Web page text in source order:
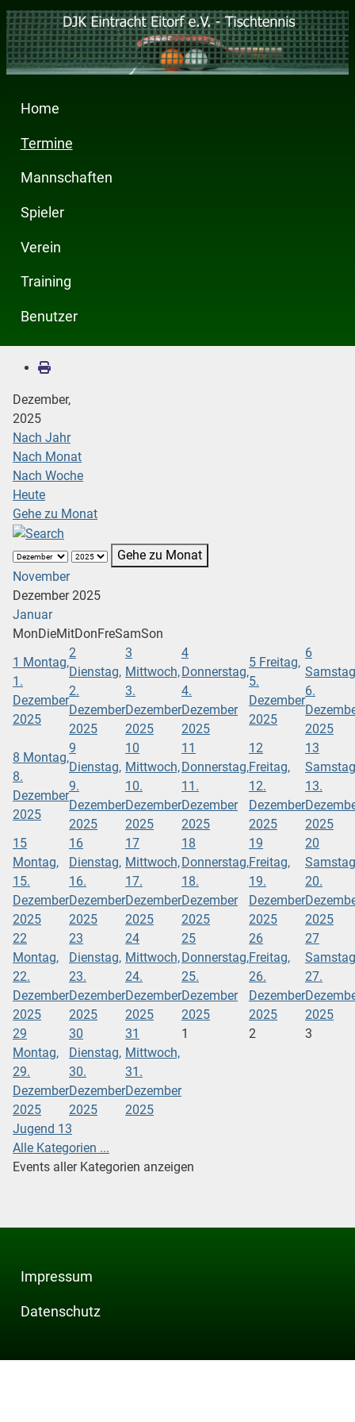
Home
Termine
Mannschaften
Spieler
Verein
Training
Benutzer
Dezember,
2025
Nach Jahr
Nach Monat
Nach Woche
Heute
Gehe zu Monat
Gehe zu Monat
November
Dezember 2025
Januar
MonDieMitDonFreSamSon
1 Montag,
1.
Dezember
2025
2
Dienstag,
2.
Dezember
2025
3
Mittwoch,
3.
Dezember
2025
4
Donnerstag,
4.
Dezember
2025
5 Freitag,
5.
Dezember
2025
6
6.
2025
8 Montag,
8.
Dezember
2025
9
Dienstag,
9.
Dezember
2025
10
Mittwoch,
10.
Dezember
2025
11
Donnerstag,
11.
Dezember
2025
12
Freitag,
12.
Dezember
2025
13
13.
2025
15
Montag,
15.
Dezember
2025
16
Dienstag,
16.
Dezember
2025
17
Mittwoch,
17.
Dezember
2025
18
Donnerstag,
18.
Dezember
2025
19
Freitag,
19.
Dezember
2025
20
20.
2025
22
Montag,
22.
Dezember
2025
23
Dienstag,
23.
Dezember
2025
24
Mittwoch,
24.
Dezember
2025
25
Donnerstag,
25.
Dezember
2025
26
Freitag,
26.
Dezember
2025
27
27.
2025
29
Montag,
29.
Dezember
2025
30
Dienstag,
30.
Dezember
2025
31
Mittwoch,
31.
Dezember
2025
1 2 3
Jugend 13
Alle Kategorien ...
Events aller Kategorien anzeigen
Impressum
Datenschutz